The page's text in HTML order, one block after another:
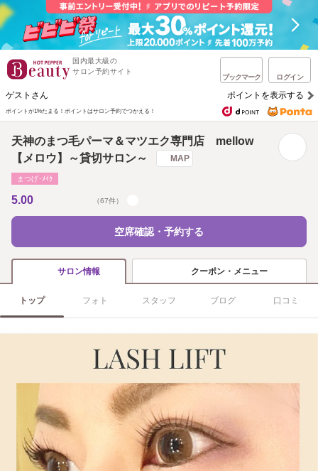
国内最大級の
サロン予約サイト
ブックマーク ログイン
ゲストさん ポイントを表示する
ポイントが1%たまる！ ポイントはサロン予約でつかえる！
天神のまつ毛パーマ＆マツエク専門店 mellow
【メロウ】～貸切サロン～
MAP
まつげ･ﾒｲｸ
5.00 （67件）
空席確認・予約する
サロン情報 クーポン・メニュー
トップ フォト スタッフ ブログ 口コミ